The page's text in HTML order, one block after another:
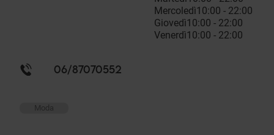
Mercoledì10:00 - 22:00
Giovedì10:00 - 22:00
Venerdì10:00 - 22:00
06/87070552
Moda